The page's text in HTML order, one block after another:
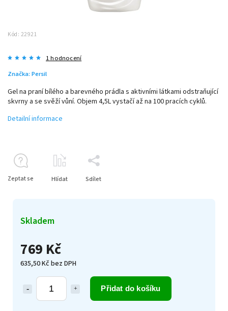
Kód: 22921
1 hodnocení
Značka: Persil
769 Kč
635,50 Kč bez DPH
Přidat do košíku
Skladem
Gel na praní bílého a barevného prádla s aktivními látkami odstraňující
skvrny a se svěží vůní. Objem 4,5L vystačí až na 100 pracích cyklů.
Detailní informace
Zeptat se Hlídat Sdílet